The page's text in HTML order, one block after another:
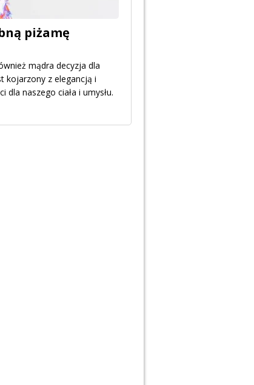
piżamę
mądra decyzja dla
kojarzony z elegancją i
naszego ciała i umysłu.